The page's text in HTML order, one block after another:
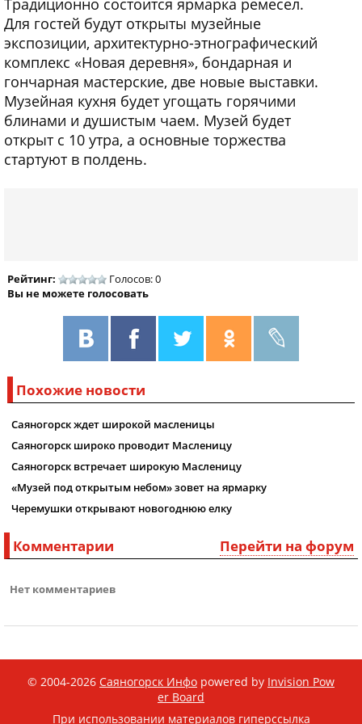
Традиционно состоится ярмарка ремесел.
Для гостей будут открыты музейные
экспозиции, архитектурно-этнографический
комплекс «Новая деревня», бондарная и
гончарная мастерские, две новые выставки.
Музейная кухня будет угощать горячими
блинами и душистым чаем. Музей будет
открыт с 10 утра, а основные торжества
стартуют в полдень.
Рейтинг:
Голосов: 0
Вы не можете голосовать
Похожие новости
Саяногорск ждет широкой масленицы
Саяногорск широко проводит Масленицу
Саяногорск встречает широкую Масленицу
«Музей под открытым небом» зовет на ярмарку
Черемушки открывают новогоднюю елку
Перейти на форум
Комментарии
Нет комментариев
© 2004-2026 Саяногорск Инфо powered by Invision Pow
er Board
При использовании материалов гиперссылка